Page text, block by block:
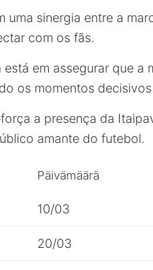
uma sinergia entre a
com os fãs.
em assegurar que a
os momentos
a presença da
amante do futebol.
Päivämäärä
10/03
20/03